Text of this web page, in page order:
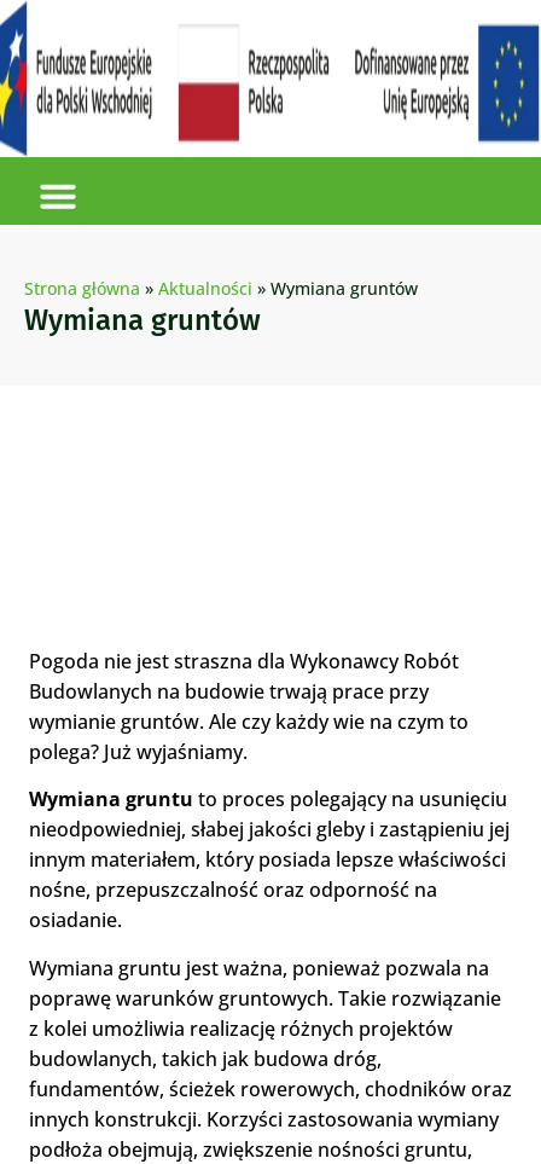
Strona główna » Aktualności » Wymiana gruntów
Wymiana gruntów
Pogoda nie jest straszna dla Wykonawcy Robót
Budowlanych na budowie trwają prace przy
wymianie gruntów. Ale czy każdy wie na czym to
polega? Już wyjaśniamy.
Wymiana gruntu to proces polegający na usunięciu
nieodpowiedniej, słabej jakości gleby i zastąpieniu jej
innym materiałem, który posiada lepsze właściwości
nośne, przepuszczalność oraz odporność na
osiadanie.
Wymiana gruntu jest ważna, ponieważ pozwala na
poprawę warunków gruntowych. Takie rozwiązanie
z kolei umożliwia realizację różnych projektów
budowlanych, takich jak budowa dróg,
fundamentów, ścieżek rowerowych, chodników oraz
innych konstrukcji. Korzyści zastosowania wymiany
podłoża obejmują, zwiększenie nośności gruntu,